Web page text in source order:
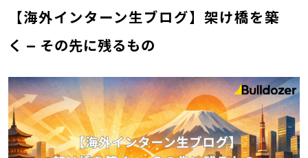
【海外インターン生ブログ】架け橋を築
く — その先に残るもの